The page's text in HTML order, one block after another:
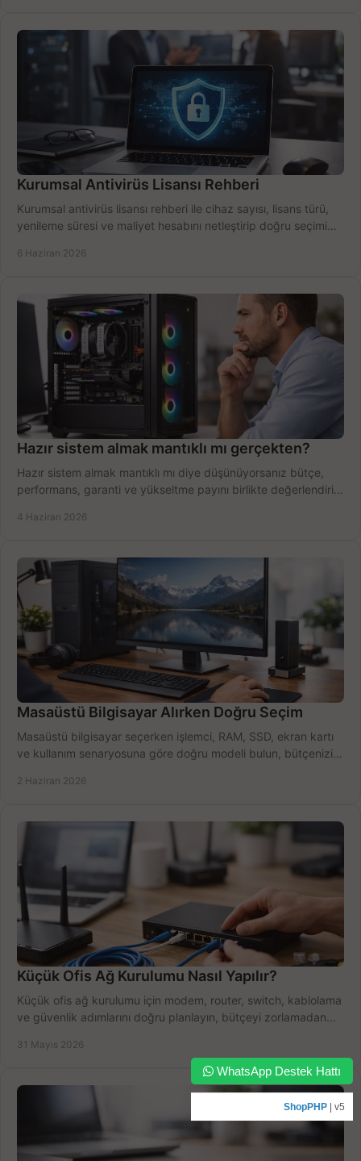
Kurumsal Antivirüs Lisansı Rehberi
Kurumsal antivirüs lisansı rehberi ile cihaz sayısı, lisans türü,
yenileme süresi ve maliyet hesabını netleştirip doğru seçimi
6 Haziran 2026
Hazır sistem almak mantıklı mı gerçekten?
Hazır sistem almak mantıklı mı diye düşünüyorsanız bütçe,
performans, garanti ve yükseltme payını birlikte değerlendirin,
4 Haziran 2026
Masaüstü Bilgisayar Alırken Doğru Seçim
Masaüstü bilgisayar seçerken işlemci, RAM, SSD, ekran kartı
ve kullanım senaryosuna göre doğru modeli bulun, bütçenizi
2 Haziran 2026
Küçük Ofis Ağ Kurulumu Nasıl Yapılır?
Küçük ofis ağ kurulumu için modem, router, switch, kablolama
ve güvenlik adımlarını doğru planlayın, bütçeyi zorlamadan
31 Mayıs 2026
WhatsApp Destek Hattı
ShopPHP | v5